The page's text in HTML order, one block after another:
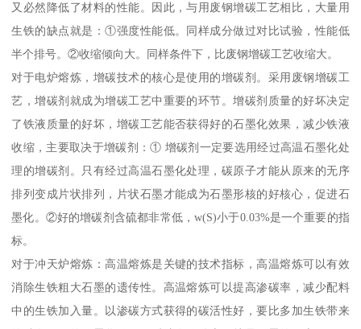
又必然降低了材料的性能。因此，与用废钢增碳工艺相比，大量用
生铁的缺点就是：①强度性能低。同样成分做过对比试验，性能低
半个排号。②收缩倾向大。同样条件下，比废钢增碳工艺收缩大。
对于电炉熔炼，增碳技术的核心是使用的增碳剂。采用废钢增碳工
艺，增碳剂就成为增碳工艺中重要的环节。增碳剂质量的好坏决定
了铁液质量的好坏，增碳工艺能否获得好的石墨化效果，减少铁液
收缩，主要取决于增碳剂：① 增碳剂一定要选用经过高温石墨化处
理的增碳剂。只有经过高温石墨化处理，碳原子才能从原来的无序
排列变成片状排列，片状石墨才能成为石墨形核的好核心，促进石
墨化。②好的增碳剂含硫都非常低，w(S)小于0.03%是一个重要的指
标。
对于冲天炉熔炼：高温熔炼是关键的技术指标，高温熔炼可以有效
消除生铁粗大石墨的遗传性。高温熔炼可以提高渗碳率，减少配料
中的生铁加入量。以渗碳方式获得的碳活性好，要比多加生铁带来